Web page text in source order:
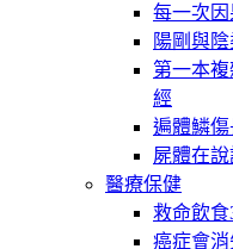
每一次
陽剛與
第一本
經
遍體鱗
屍體在說
醫療保健
救命飲
癌症會消